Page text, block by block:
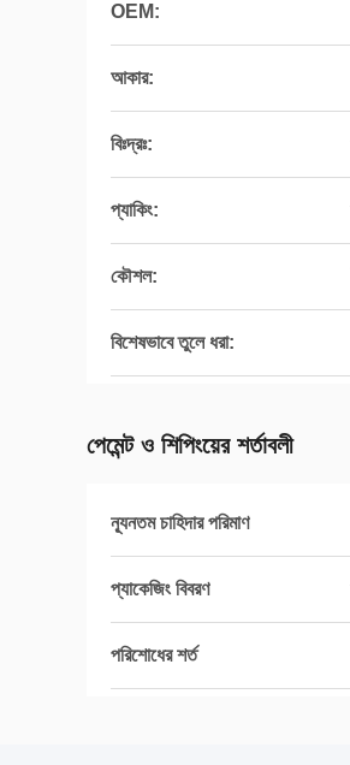
OEM:
আকার:
বিঃদ্রঃ:
প্যাকিং:
কৌশল:
বিশেষভাবে তুলে ধরা:
পেমেন্ট ও শিপিংয়ের শর্তাবলী
ন্যূনতম চাহিদার পরিমাণ
প্যাকেজিং বিবরণ
পরিশোধের শর্ত